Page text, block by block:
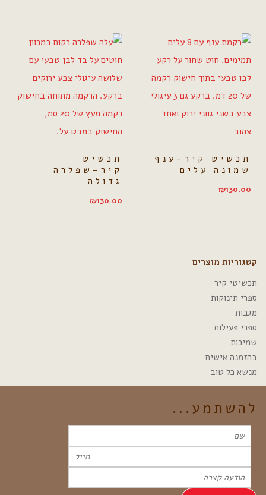
תכשיט קיר-ענף
שמונה עלים
₪130.00
תכשיט
קיר-שפלרה
גדולה
₪130.00
קטגוריות מוצרים
תכשיטי קיר
ספרי תינוקות
מגבות
ספרי פעילות
שמיכות
בהזמנה אישית
מנשא כל טוב
להשתמע...